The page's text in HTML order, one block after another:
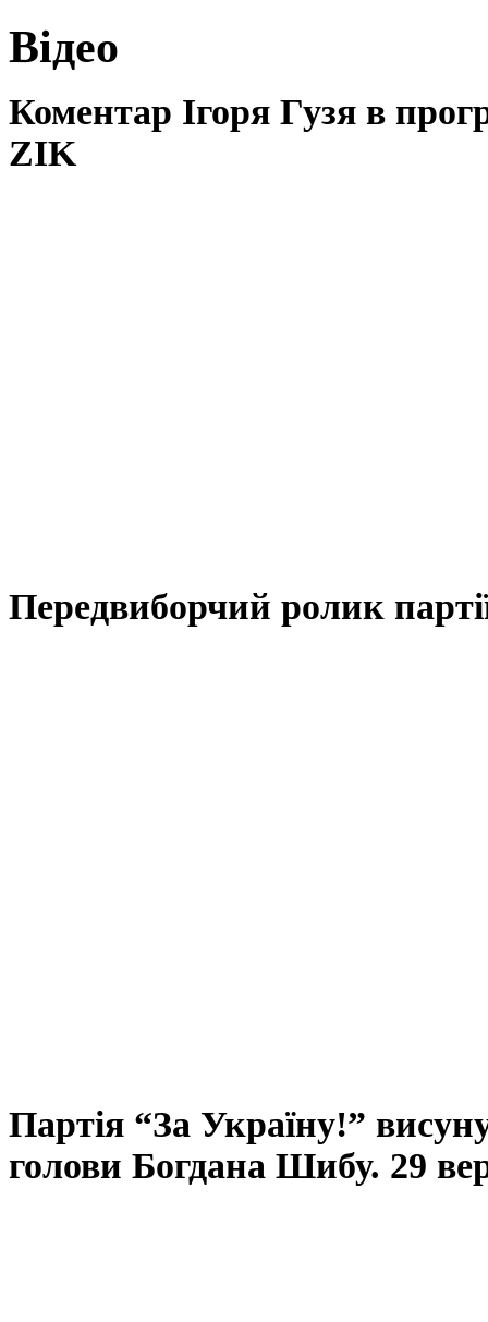
Відео
Коментар Ігоря Гузя в
ZIK
Передвиборчий ролик
Партія “За Україну!”
голови Богдана Шибу. 29